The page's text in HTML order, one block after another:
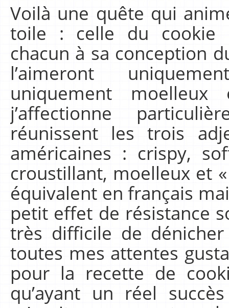
Voilà une quête qui
toile : celle du cookie
chacun à sa conception
l’aimeront
uniquement
j’affectionne
réunissent les trois
américaines : crispy,
croustillant, moelleux et
équivalent en français
petit effet de résistance
très difficile de
toutes mes attentes
pour la recette de
qu’ayant un réel